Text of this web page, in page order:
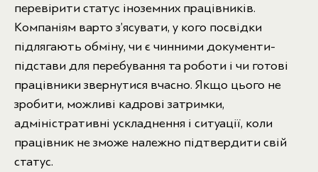
перевірити статус іноземних працівників.
Компаніям варто з’ясувати, у кого посвідки
підлягають обміну, чи є чинними документи-
підстави для перебування та роботи і чи готові
працівники звернутися вчасно. Якщо цього не
зробити, можливі кадрові затримки,
адміністративні ускладнення і ситуації, коли
працівник не зможе належно підтвердити свій
статус.